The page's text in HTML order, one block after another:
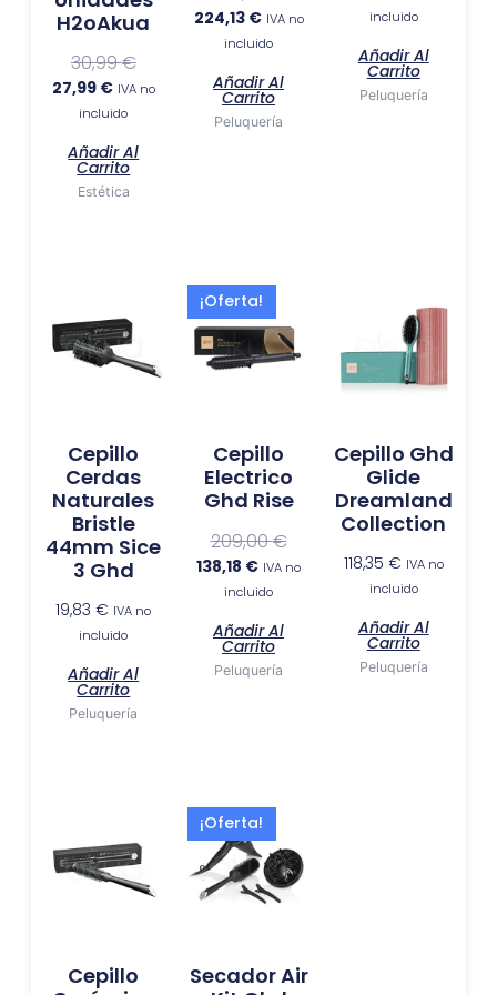
H2oAkua
30,99€
27,99 € IVA no
incluido
Añadir Al
Carrito
Estética
224,13 € IVA no
incluido
Añadir Al
Carrito
Peluquería
incluido
Añadir Al
Carrito
Peluquería
Cepillo
Cerdas
Naturales
Bristle
44mm Sice
3 Ghd
19,83€ IVA no
incluido
Añadir Al
Carrito
Peluquería
¡Oferta!
Cepillo
Electrico
Ghd Rise
209,00€
original
era:
209,00 €.
138,18 €
El
precio
actual
es:
IVA no
incluido
Añadir Al
Carrito
Peluquería
Cepillo Ghd
Glide
Dreamland
Collection
118,35 € IVA no
incluido
Añadir Al
Carrito
Peluquería
Cepillo
¡Oferta!
Secador Air
original
era:
El
precio
actual
es:
118,35 €.